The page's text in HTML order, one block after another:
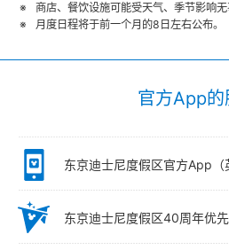
商店、餐饮设施可能受天气、季节影响无
月度日程将于前一个月的8日左右公布。
官方App的
东京迪士尼度假区官方App（
东京迪士尼度假区40周年优